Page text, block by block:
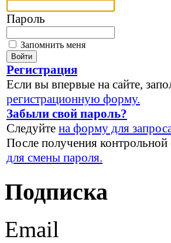
Пароль
Запомнить меня
Регистрация
Если вы впервые на сайте,
регистрационную форму.
Забыли свой пароль?
Следуйте на форму для
После получения контрольной
для смены пароля.
Подписка
Email